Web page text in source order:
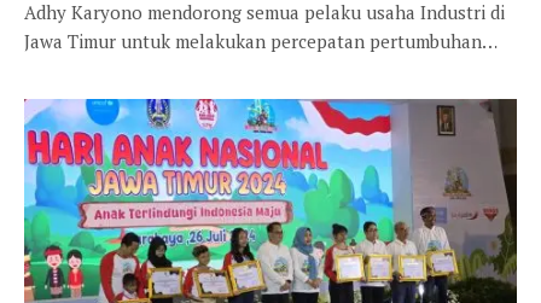
Adhy Karyono mendorong semua pelaku usaha Industri di
Jawa Timur untuk melakukan percepatan pertumbuhan…